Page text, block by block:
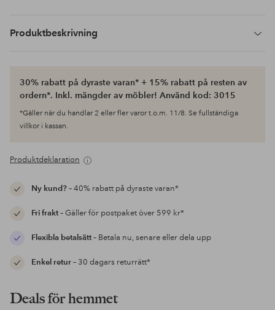
Produktbeskrivning
30% rabatt på dyraste varan* + 15% rabatt på resten av
ordern*. Inkl. mängder av möbler! Använd kod: 3015
*Gäller när du handlar 2 eller fler varor t.o.m. 11/8. Se fullständiga
villkor i kassan.
Produktdeklaration
Ny kund?– 40% rabatt på dyraste varan*
Fri frakt– Gäller för postpaket över 599 kr*
Flexibla betalsätt– Betala nu, senare eller dela upp
Enkel retur– 30 dagars returrätt*
Deals för hemmet